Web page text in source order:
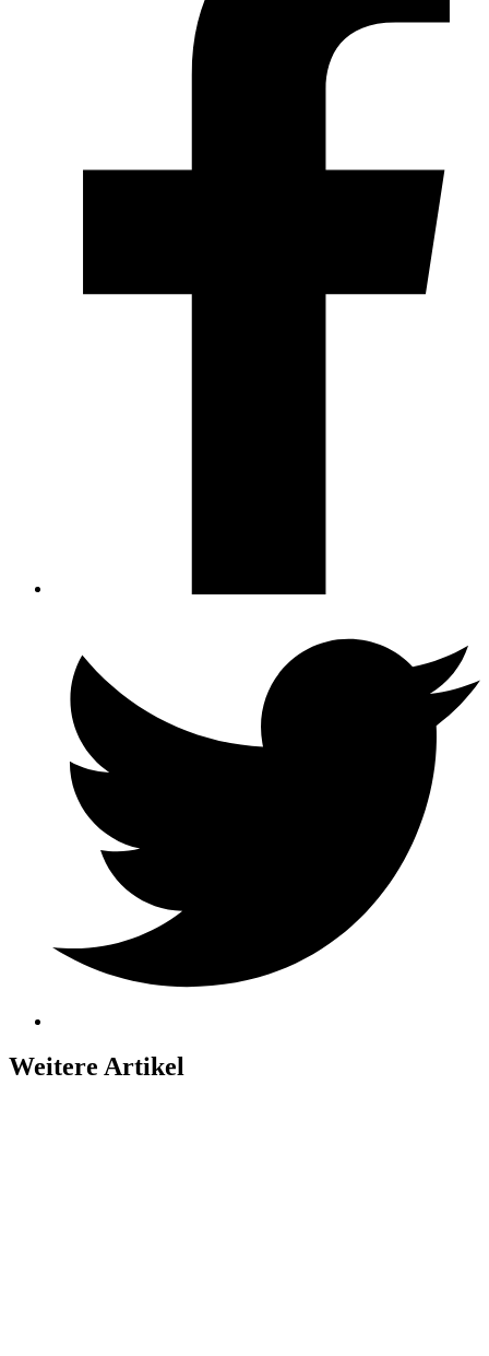
Weitere Artikel